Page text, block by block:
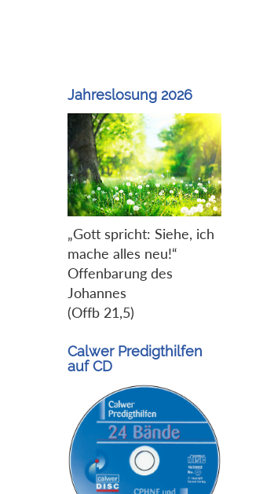
Jahreslosung 2026
„Gott spricht: Siehe, ich
mache alles neu!“
Offenbarung des
Johannes
(Offb 21,5)
Calwer Predigthilfen
auf CD